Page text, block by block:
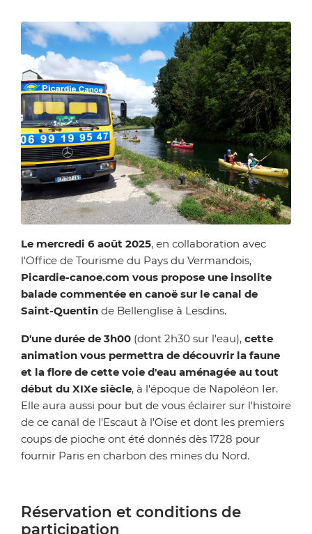
Le mercredi 6 août 2025, en collaboration avec
l'Office de Tourisme du Pays du Vermandois,
Picardie-canoe.com vous propose une insolite
balade commentée en canoë sur le canal de
Saint-Quentin de Bellenglise à Lesdins.
D'une durée de 3h00 (dont 2h30 sur l'eau), cette
animation vous permettra de découvrir la faune
et la flore de cette voie d'eau aménagée au tout
début du XIXe siècle, à l'époque de Napoléon Ier.
Elle aura aussi pour but de vous éclairer sur l'histoire
de ce canal de l'Escaut à l'Oise et dont les premiers
coups de pioche ont été donnés dès 1728 pour
fournir Paris en charbon des mines du Nord.
Réservation et conditions de
participation